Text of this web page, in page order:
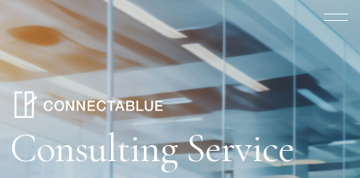
Consulting Service